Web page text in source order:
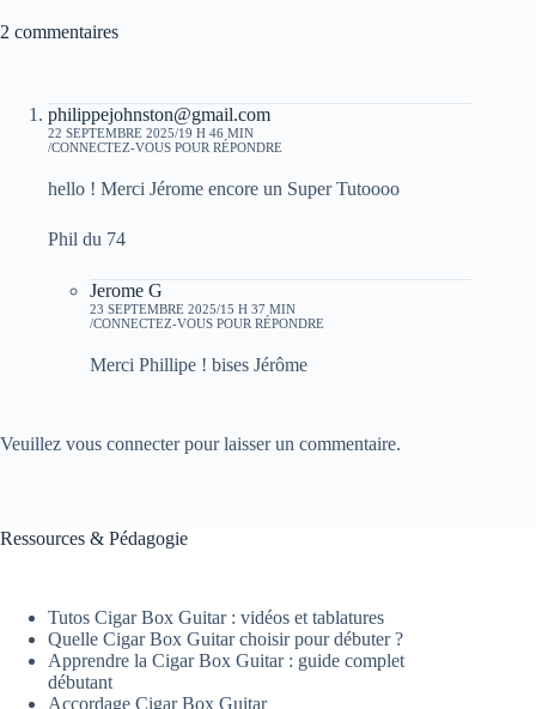
2 commentaires
philippejohnston@gmail.com
22 SEPTEMBRE 2025/19 H 46 MIN
CONNECTEZ-VOUS POUR RÉPONDRE
hello ! Merci Jérome encore un Super Tutoooo
Phil du 74
Jerome G
23 SEPTEMBRE 2025/15 H 37 MIN
CONNECTEZ-VOUS POUR RÉPONDRE
Merci Phillipe ! bises Jérôme
Veuillez vous connecter pour laisser un commentaire.
Ressources & Pédagogie
Tutos Cigar Box Guitar : vidéos et tablatures
Quelle Cigar Box Guitar choisir pour débuter ?
Apprendre la Cigar Box Guitar : guide complet
débutant
Accordage Cigar Box Guitar